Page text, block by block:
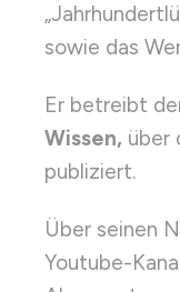
sowie das
Er betreibt
Wissen, über
publiziert.
Über seinen
Youtube-